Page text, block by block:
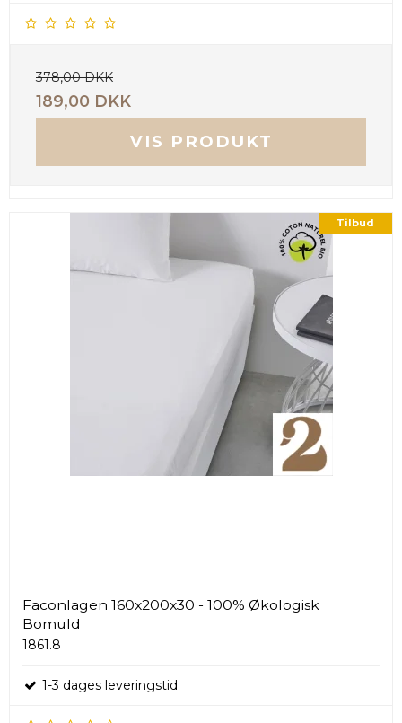
378,00 DKK
189,00 DKK
VIS PRODUKT
Tilbud
Faconlagen 160x200x30 - 100% Økologisk
Bomuld
1861.8
1-3 dages leveringstid